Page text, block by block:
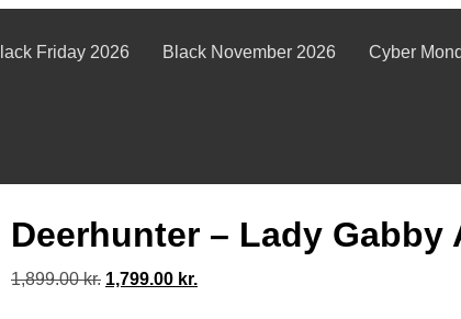
Friday 2026 Black November 2026 Cyber
Deerhunter – Lady Gabby
1,899.00kr. 1,799.00 kr.